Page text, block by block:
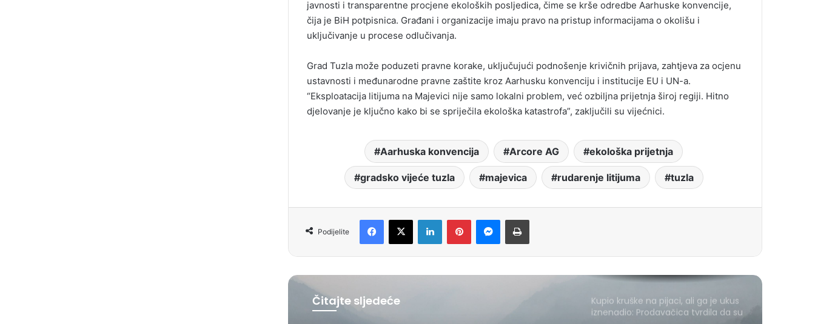
javnosti i transparentne procjene ekoloških posljedica, čime se krše odredbe Aarhuske konvencije,
čija je BiH potpisnica. Građani i organizacije imaju pravo na pristup informacijama o okolišu i
uključivanje u procese odlučivanja.
Grad Tuzla može poduzeti pravne korake, uključujući podnošenje krivičnih prijava, zahtjeva za ocjenu
ustavnosti i međunarodne pravne zaštite kroz Aarhusku konvenciju i institucije EU i UN-a.
“Eksploatacija litijuma na Majevici nije samo lokalni problem, već ozbiljna prijetnja široj regiji. Hitno
djelovanje je ključno kako bi se spriječila ekološka katastrofa”, zaključili su vijećnici.
Aarhuska konvencija Arcore AG ekološka prijetnja
gradsko vijeće tuzla majevica rudarenje litijuma tuzla
Podijelite
Čitajte sljedeće
Kupio kruške na pijaci, ali ga je ukus
iznenadio: Prodavačica tvrdila da su